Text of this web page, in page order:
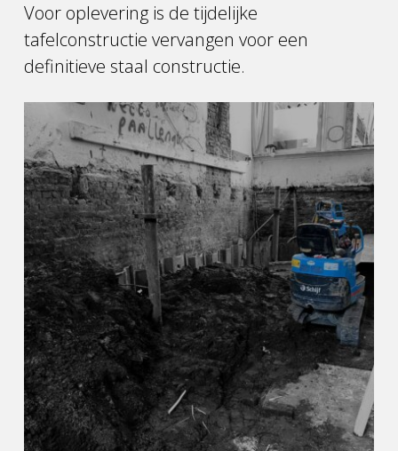
Voor oplevering is de tijdelijke
tafelconstructie vervangen voor een
definitieve staal constructie.